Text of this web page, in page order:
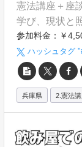
憲法講座＋座
学び、現状と
参加料金：￥
ハッシュタグ
兵庫県 2.憲法